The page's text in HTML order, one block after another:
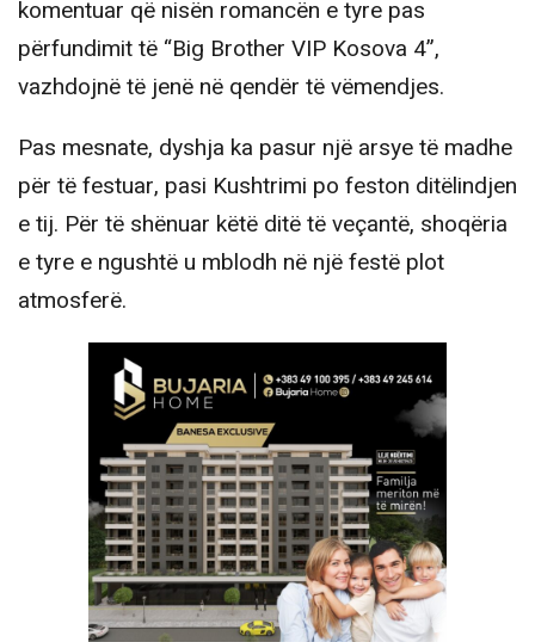
komentuar që nisën romancën e tyre pas
përfundimit të “Big Brother VIP Kosova 4”,
vazhdojnë të jenë në qendër të vëmendjes.
Pas mesnate, dyshja ka pasur një arsye të madhe
për të festuar, pasi Kushtrimi po feston ditëlindjen
e tij. Për të shënuar këtë ditë të veçantë, shoqëria
e tyre e ngushtë u mblodh në një festë plot
atmosferë.